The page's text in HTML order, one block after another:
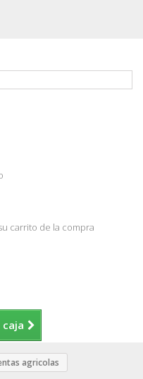
carrito de la compra
caja
agricolas